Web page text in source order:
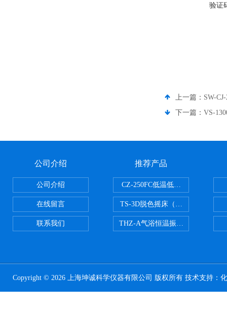
验证
上一篇： SW-
下一篇： VS-
公司介绍
公司介绍
在线留言
联系我们
推荐产品
CZ-250FC低温低湿种子储藏柜
TS-3D脱色摇床（三维运动）
THZ-A气浴恒温振荡器
Copyright © 2026 上海坤诚科学仪器有限公司 版权所有 技术支持：